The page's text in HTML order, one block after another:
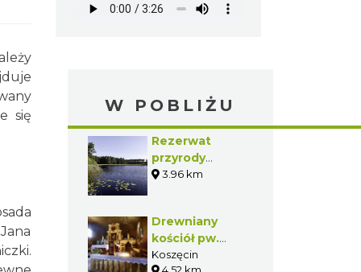
się
W POBLIŻU
Rezerwat
przyrody
„Jeleniak-
3.96 km
Drewniany
kościół pw.
Świętej Trójcy
Koszęcin